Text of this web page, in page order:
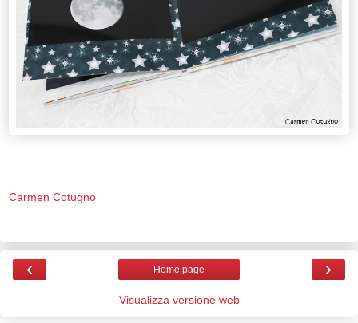
Carmen Cotugno
‹ ›
Home page
Visualizza versione web